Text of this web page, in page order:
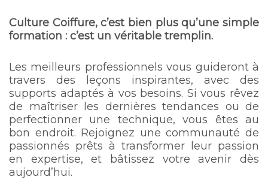
Culture Coiffure, c’est bien plus qu’une simple
formation : c’est un véritable tremplin.
Les meilleurs professionnels vous guideront à
travers des leçons inspirantes, avec des
supports adaptés à vos besoins. Si vous rêvez
de maîtriser les dernières tendances ou de
perfectionner une technique, vous êtes au
bon endroit. Rejoignez une communauté de
passionnés prêts à transformer leur passion
en expertise, et bâtissez votre avenir dès
aujourd’hui.